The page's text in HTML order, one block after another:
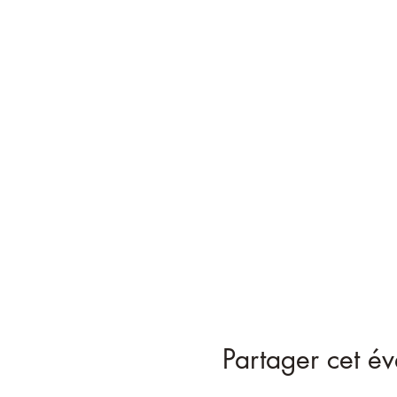
Partager cet